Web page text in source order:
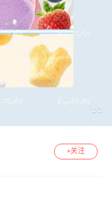
1/2
+关注